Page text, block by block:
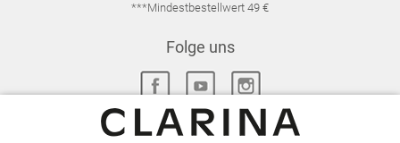
***Mindestbestellwert 49 €
Folge uns